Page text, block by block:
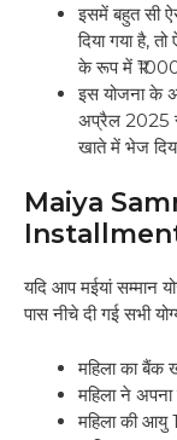
इसमें बहुत सी
दिया गया है,
के रूप में
इस योजना के
अप्रैल 2025
खाते में भेज
Maiya
Installment
यदि आप मईयां सम्मान
पास नीचे दी गई सभी
महिला का बैंक
महिला ने अपना
महिला की आयु